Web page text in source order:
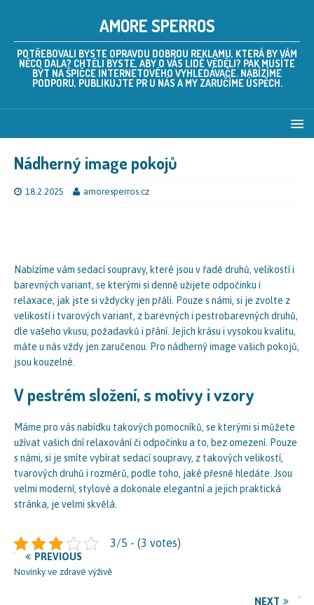
AMORE SPERROS
POTŘEBOVALI BYSTE OPRAVDU DOBROU REKLAMU, KTERÁ BY VÁM
NĚCO DALA? CHTĚLI BYSTE, ABY O VÁS LIDÉ VĚDĚLI? PAK MUSÍTE
BÝT NA ŠPIČCE INTERNETOVÉHO VYHLEDÁVAČE. NABÍZÍME
PODPORU, PUBLIKUJTE PR U NÁS A MY ZARUČÍME ÚSPĚCH.
Nádherný image pokojů
18.2.2025 amoresperros.cz
Nabízíme vám sedací soupravy, které jsou v řadě druhů, velikostí i
barevných variant, se kterými si denně užijete odpočinku i
relaxace, jak jste si vždycky jen přáli. Pouze s námi, si je zvolte z
velikostí i tvarových variant, z barevných i pestrobarevných druhů,
dle vašeho vkusu, požadavků i přání. Jejich krásu i vysokou kvalitu,
máte u nás vždy jen zaručenou. Pro nádherný image vašich pokojů,
jsou kouzelné.
V pestrém složení, s motivy i vzory
Máme pro vás nabídku takových pomocníků, se kterými si můžete
užívat vašich dní relaxování či odpočinku a to, bez omezení. Pouze
s námi, si je smíte vybírat sedací soupravy, z takových velikostí,
tvarových druhů i rozměrů, podle toho, jaké přesně hledáte. Jsou
velmi moderní, stylové a dokonale elegantní a jejich praktická
stránka, je velmi skvělá.
3/5 - (3 votes)
PREVIOUS
Novinky ve zdravé výživě
NEXT